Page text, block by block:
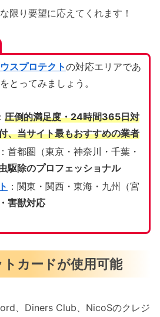
限り要望に応えてくれます！
スプロテクトの対応エリアであ
とってみましょう。
圧倒的満足度・24時間365日対
、当サイト最もおすすめの業者
首都圏（東京・神奈川・千葉・
駆除のプロフェッショナル
：関東・関西・東海・九州（宮
害獣対応
カードが使用可能
、Diners Club、NicoSのクレジ